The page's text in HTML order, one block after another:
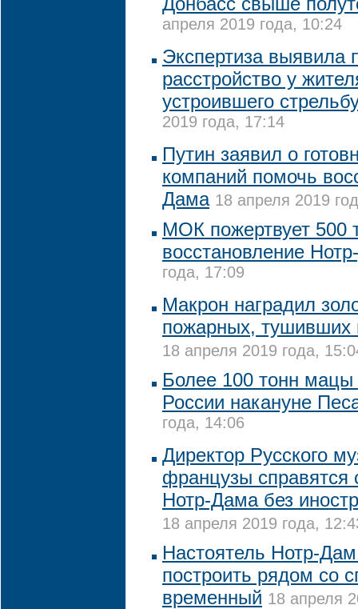
апреля 2019 года, 10:24
Экспертиза выявила
расстройство у
устроившего
2019 года, 17:14
Путин заявил о
компаний помочь
Дама 18 апреля 2019
МОК пожертвует 500
восстановление
года, 17:09
Макрон наградил
пожарных,
18 апреля 2019 года,
Более 100 тонн мацы
России накануне
года, 14:06
Директор Русского
французы справятся
Нотр-Дама без
18 апреля 2019 года,
Настоятель Нотр-
построить рядом со
временный 18 апреля